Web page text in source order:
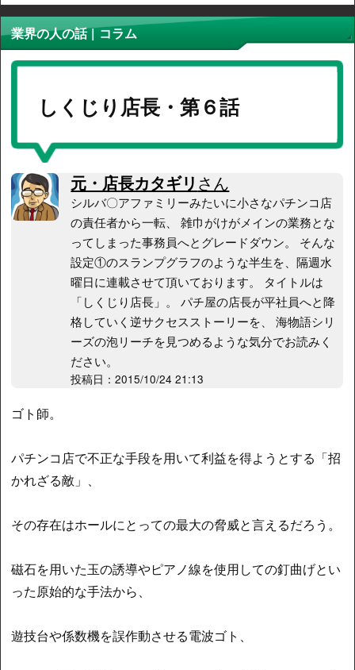
業界の人の話 | コラム
しくじり店長・第６話
元・店長カタギリ さん
シルバ〇アファミリーみたいに小さなパチンコ店
の責任者から一転、 雑巾がけがメインの業務とな
ってしまった事務員へとグレードダウン。 そんな
設定①のスランプグラフのような半生を、隔週水
曜日に連載させて頂いております。 タイトルは
「しくじり店長」。 パチ屋の店長が平社員へと降
格していく逆サクセスストーリーを、 海物語シリ
ーズの泡リーチを見つめるような気分でお読みく
ださい。
投稿日：2015/10/24 21:13
ゴト師。
パチンコ店で不正な手段を用いて利益を得ようとする「招
かれざる敵」、
その存在はホールにとっての最大の脅威と言えるだろう。
磁石を用いた玉の誘導やピアノ線を使用しての釘曲げとい
った原始的な手法から、
遊技台や係数機を誤作動させる電波ゴト、